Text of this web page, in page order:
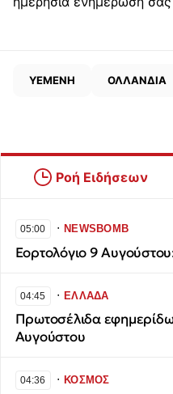
ΥΕΜΕΝΗ ΟΛΛΑΝΔΙΑ
Ροή Ειδήσεων
05:00 ∙NEWSBOMB
Εορτολόγιο 9
04:45 ∙ΕΛΛΑΔΑ
Πρωτοσέλιδα
Αυγούστου
04:36 ∙ΚΟΣΜΟΣ